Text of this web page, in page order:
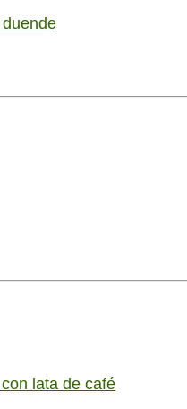
lata de café